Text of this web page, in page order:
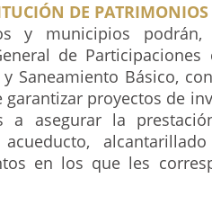
DE
y municipios
de
Saneamiento Básico,
proyectos de
a asegurar la
en los que les